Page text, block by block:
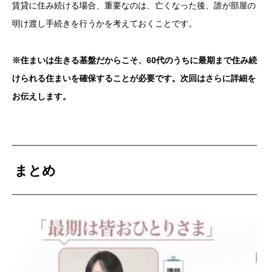
賃貸に住み続ける場合、重要なのは、亡くなった後、誰が部屋の
明け渡し手続きを行うかを考えておくことです。
※住まいは生きる基盤だからこそ、60代のうちに最期まで住み続
けられる住まいを確保することが必要です。次回はさらに詳細を
お伝えします。
まとめ